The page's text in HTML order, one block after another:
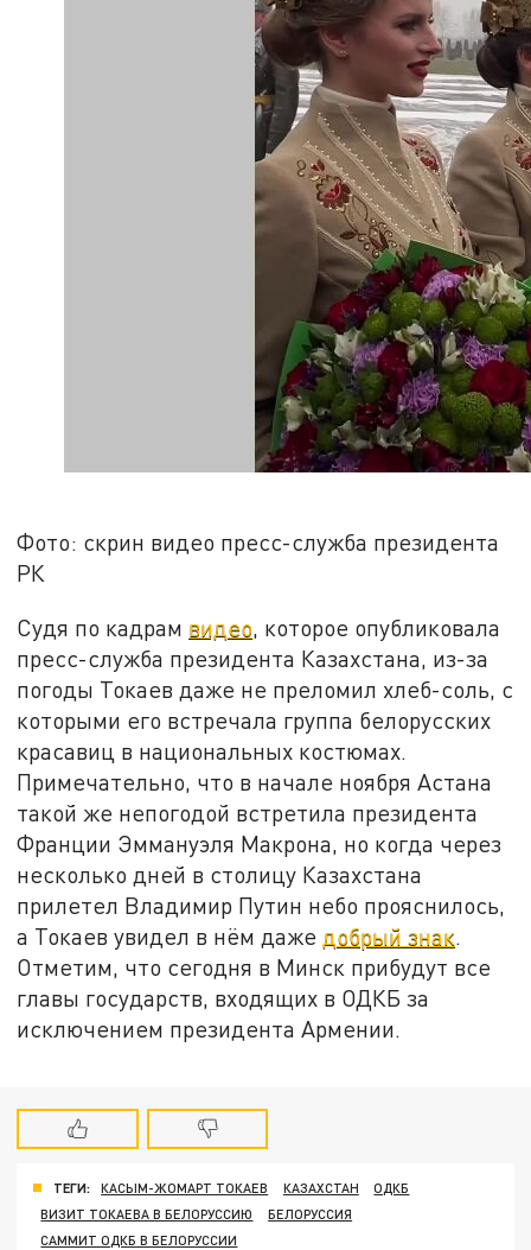
Фото: скрин видео пресс-служба президента
РК
Судя по кадрам видео , которое опубликовала
пресс-служба президента Казахстана, из-за
погоды Токаев даже не преломил хлеб-соль, с
которыми его встречала группа белорусских
красавиц в национальных костюмах.
Примечательно, что в начале ноября Астана
такой же непогодой встретила президента
Франции Эммануэля Макрона, но когда через
несколько дней в столицу Казахстана
прилетел Владимир Путин небо прояснилось,
а Токаев увидел в нём даже добрый знак
Отметим, что сегодня в Минск прибудут все
главы государств, входящих в ОДКБ за
исключением президента Армении.
ТЕГИ: КАСЫМ-ЖОМАРТ ТОКАЕВ КАЗАХСТАН
ОДКБ
ВИЗИТ ТОКАЕВА В БЕЛОРУССИЮ
БЕЛОРУССИЯ
САММИТ ОДКБ В БЕЛОРУССИИ